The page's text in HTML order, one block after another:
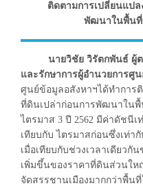
ติดตามการเปลี่ยนแป
พัฒนาในพื้นที่
นายวิชัย วิรัตกพันธ์ ผู้
และรักษาการผู้อำนวยการศู
ศูนย์ข้อมูลอสังหาฯได้ทำการ
ที่ดินเปล่าก่อนการพัฒนาใน
ไตรมาส 3 ปี 2562 มีค่าดัชนีเ
เทียบกับ ไตรมาสก่อนซึ่งเท่า
เมื่อเทียบกับช่วงเวลาเดียวกั
เพิ่มขึ้นของราคาที่ดินส่วนใ
จัดสรรชานเมืองมากกว่าพื้น